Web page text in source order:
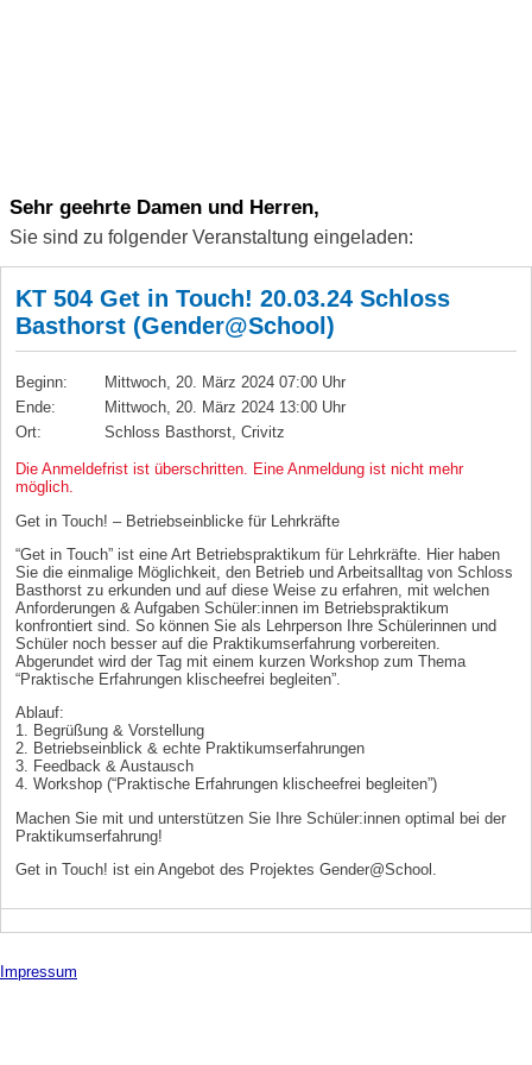
Sehr geehrte Damen und Herren,
Sie sind zu folgender Veranstaltung eingeladen:
KT 504 Get in Touch! 20.03.24 Schloss
Basthorst (Gender@School)
Beginn:
Mittwoch, 20. März 2024 07:00 Uhr
Ende:
Mittwoch, 20. März 2024 13:00 Uhr
Ort:
Schloss Basthorst, Crivitz
Die Anmeldefrist ist überschritten. Eine Anmeldung ist nicht mehr
möglich.
Get in Touch! – Betriebseinblicke für Lehrkräfte
“Get in Touch” ist eine Art Betriebspraktikum für Lehrkräfte. Hier haben
Sie die einmalige Möglichkeit, den Betrieb und Arbeitsalltag von Schloss
Basthorst zu erkunden und auf diese Weise zu erfahren, mit welchen
Anforderungen & Aufgaben Schüler:innen im Betriebspraktikum
konfrontiert sind. So können Sie als Lehrperson Ihre Schülerinnen und
Schüler noch besser auf die Praktikumserfahrung vorbereiten.
Abgerundet wird der Tag mit einem kurzen Workshop zum Thema
“Praktische Erfahrungen klischeefrei begleiten”.
Ablauf:
1. Begrüßung & Vorstellung
2. Betriebseinblick & echte Praktikumserfahrungen
3. Feedback & Austausch
4. Workshop (“Praktische Erfahrungen klischeefrei begleiten”)
Machen Sie mit und unterstützen Sie Ihre Schüler:innen optimal bei der
Praktikumserfahrung!
Get in Touch! ist ein Angebot des Projektes Gender@School.
Impressum